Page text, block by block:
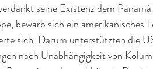
seine Existenz dem
bewarb sich ein amerikanisches
sich. Darum unterstützten die
nach Unabhängigkeit von